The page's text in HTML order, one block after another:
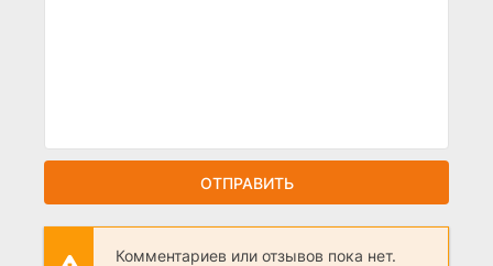
ОТПРАВИТЬ
Комментариев или отзывов пока нет.